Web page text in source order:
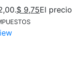
$ 9,75El precio